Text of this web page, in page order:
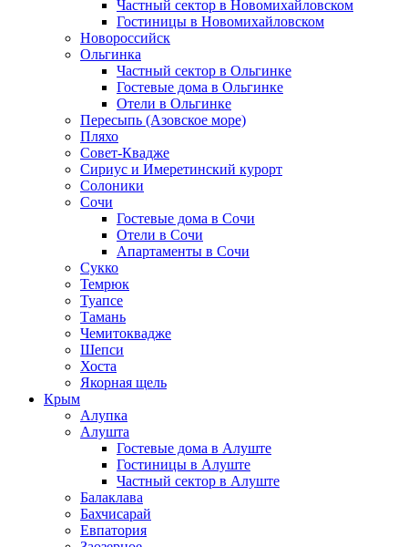
Частный сектор в Новомихайловском
Гостиницы в Новомихайловском
Новороссийск
Ольгинка
Частный сектор в Ольгинке
Гостевые дома в Ольгинке
Отели в Ольгинке
Пересыпь (Азовское море)
Пляхо
Совет-Квадже
Сириус и Имеретинский курорт
Солоники
Сочи
Гостевые дома в Сочи
Отели в Сочи
Апартаменты в Сочи
Сукко
Темрюк
Туапсе
Тамань
Чемитоквадже
Шепси
Хоста
Якорная щель
Крым
Алупка
Алушта
Гостевые дома в Алуште
Гостиницы в Алуште
Частный сектор в Алуште
Балаклава
Бахчисарай
Евпатория